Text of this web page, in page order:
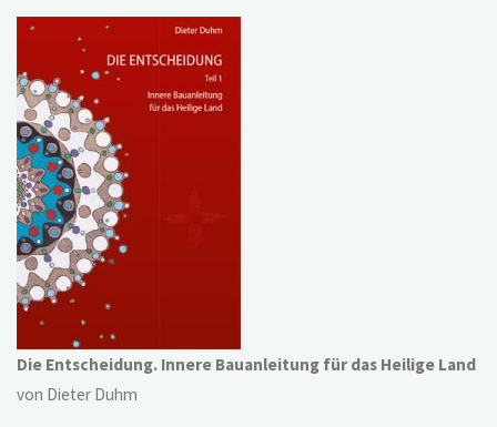
Die Entscheidung. Innere Bauanleitung für das Heilige Land
von Dieter Duhm